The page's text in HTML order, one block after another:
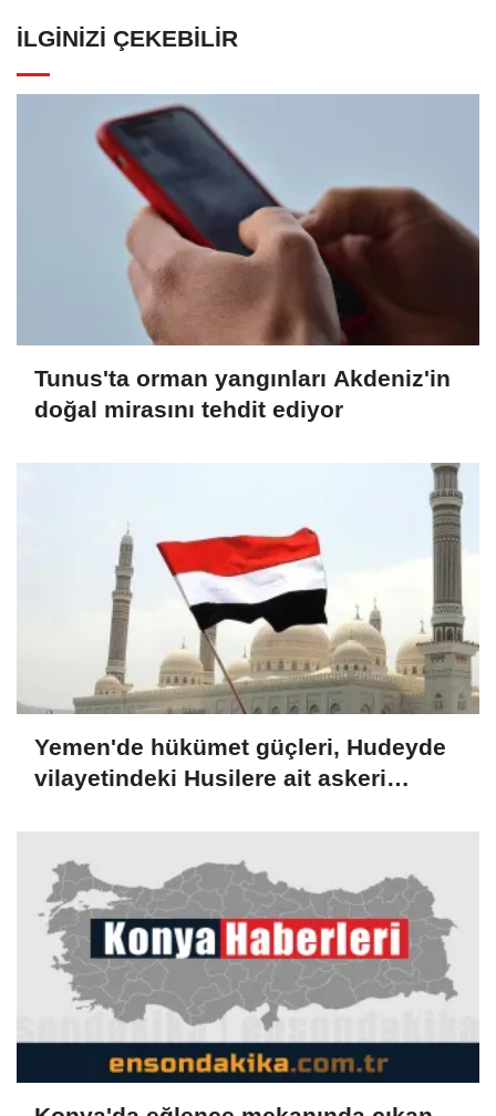
İLGINIZI ÇEKEBILIR
Tunus'ta orman yangınları Akdeniz'in
doğal mirasını tehdit ediyor
Yemen'de hükümet güçleri, Hudeyde
vilayetindeki Husilere ait askeri